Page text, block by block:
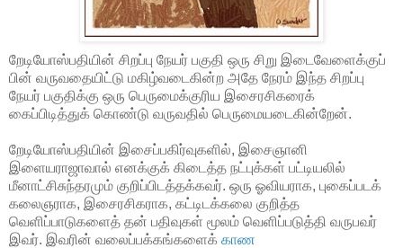
றேடியோஸ்பதியின் சிறப்பு நேயர் பகுதி ஒரு சிறு இடைவேளைக்குப்
பின் வருவதையிட்டு மகிழ்வடைகின்ற அதே நேரம் இந்த சிறப்பு
நேயர் பகுதிக்கு ஒரு பெருமைக்குரிய இசைரசிகரைக்
கைப்பிடித்துக் கொண்டு வருவதில் பெருமையடைகின்றேன்.
றேடியோஸ்பதியின் இசைப்பகிர்வுகளில், இசைஞானி
இளையராஜாவால் எனக்குக் கிடைத்த நட்புக்கள் பட்டியலில்
மீனாட்சிசுந்தரமும் குறிப்பிடத்தக்கவர். ஒரு ஓவியராக, புகைப்படக்
கலைஞராக, இசைரசிகராக, கட்டிடக்கலை குறித்த
வெளிப்பாடுகளைத் தன் பதிவுகள் மூலம் வெளிப்படுத்தி வருபவர்
இவர். இவரின் வலைப்பக்கங்களைக் காண